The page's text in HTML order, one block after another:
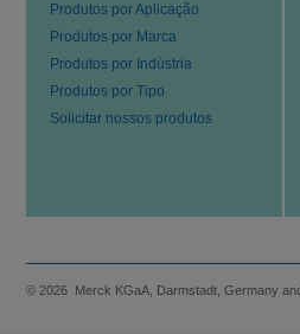
Produtos por Aplicação
Produtos por Marca
Produtos por Indústria
Produtos por Tipo
Solicitar nossos produtos
© 2026 Merck KGaA, Darmstadt, Germany